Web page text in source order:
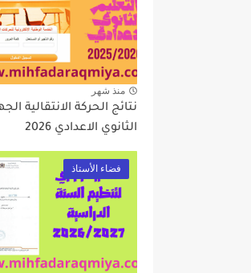
منذ شهر
نتائج الحركة الانتقالية
الثانوي الاعدادي 2026
فضاء الأستاذ